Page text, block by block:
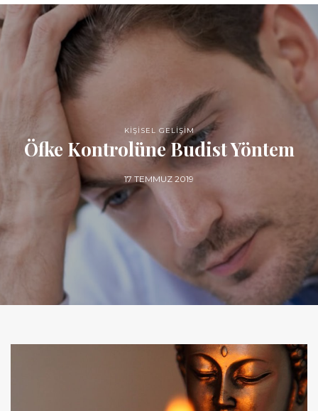
KİŞİSEL GELİŞİM
Öfke Kontrolüne Budist Yöntem
17 TEMMUZ 2019